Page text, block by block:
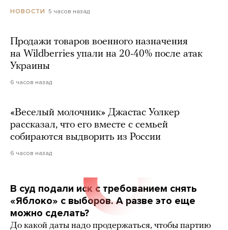
НОВОСТИ 5 часов назад
Продажи товаров военного назначения
на Wildberries упали на 20-40% после атак
Украины
6 часов назад
«Веселый молочник» Джастас Уолкер
рассказал, что его вместе с семьей
собираются выдворить из России
6 часов назад
В суд подали иск с требованием снять
«Яблоко» с выборов. А разве это еще
можно сделать?
До какой даты надо продержаться, чтобы партию